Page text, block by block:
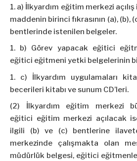
a) İlkyardım eğitim merkezi
maddenin birinci fıkrasının (a), (b),
bentlerinde istenilen belgeler.
b) Görev yapacak eğitici
eğitici eğitmeni yetki belgelerinin
c) İlkyardım uygulamaları
becerileri kitabı ve sunum CD’leri.
(2) İlkyardım eğitim merkezi
eğitici eğitim merkezi açılacak
ilgili (b) ve (c) bentlerine
merkezinde çalışmakta olan
müdürlük belgesi, eğitici